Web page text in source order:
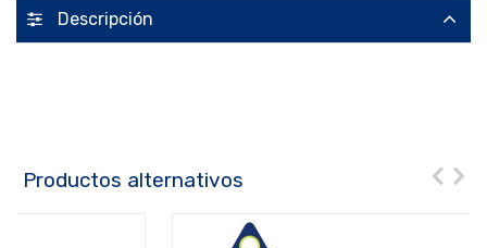
Descripción
Productos alternativos